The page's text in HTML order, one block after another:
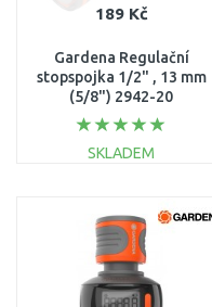
189 Kč
Gardena Regulační
stopspojka 1/2" , 13 mm
(5/8") 2942-20
SKLADEM
Porovnat